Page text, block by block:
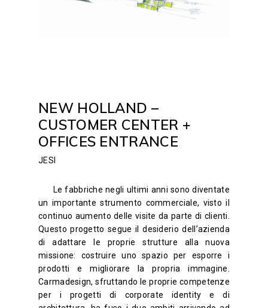
NEW HOLLAND –
CUSTOMER CENTER +
OFFICES ENTRANCE
JESI
Le fabbriche negli ultimi anni sono diventate
un importante strumento commerciale, visto il
continuo aumento delle visite da parte di clienti.
Questo progetto segue il desiderio dell’azienda
di adattare le proprie strutture alla nuova
missione: costruire uno spazio per esporre i
prodotti e migliorare la propria immagine.
Carmadesign, sfruttando le proprie competenze
per i progetti di corporate identity e di